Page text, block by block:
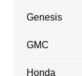
Genesis
GMC
Honda